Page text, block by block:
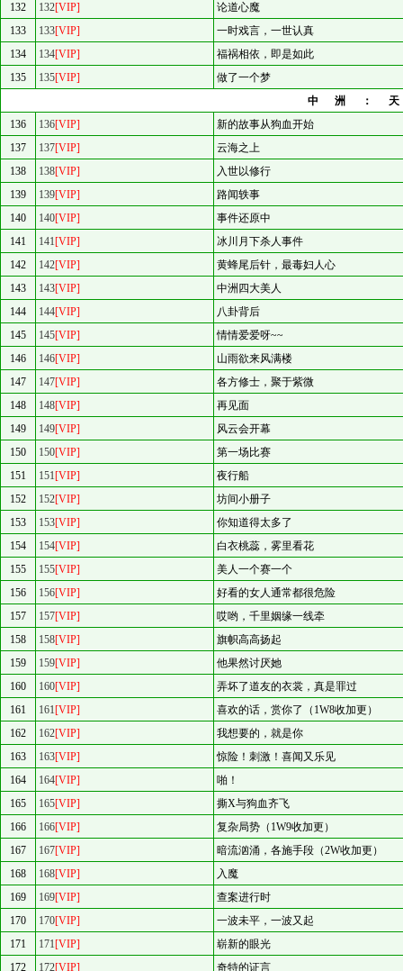
132
132[VIP]
论道心魔
133
133[VIP]
一时戏言，一世认真
134
134[VIP]
福祸相依，即是如此
135
135[VIP]
做了一个梦
中洲：
136
136[VIP]
新的故事从狗血开始
137
137[VIP]
云海之上
138
138[VIP]
入世以修行
139
139[VIP]
路闻轶事
140
140[VIP]
事件还原中
141
141[VIP]
冰川月下杀人事件
142
142[VIP]
黄蜂尾后针，最毒妇人心
143
143[VIP]
中洲四大美人
144
144[VIP]
八卦背后
145
145[VIP]
情情爱爱呀~~
146
146[VIP]
山雨欲来风满楼
147
147[VIP]
各方修士，聚于紫微
148
148[VIP]
再见面
149
149[VIP]
风云会开幕
150
150[VIP]
第一场比赛
151
151[VIP]
夜行船
152
152[VIP]
坊间小册子
153
153[VIP]
你知道得太多了
154
154[VIP]
白衣桃蕊，雾里看花
155
155[VIP]
美人一个赛一个
156
156[VIP]
好看的女人通常都很危险
157
157[VIP]
哎哟，千里姻缘一线牵
158
158[VIP]
旗帜高高扬起
159
159[VIP]
他果然讨厌她
160
160[VIP]
弄坏了道友的衣裳，真是罪过
161
161[VIP]
喜欢的话，赏你了（1W8收加更）
162
162[VIP]
我想要的，就是你
163
163[VIP]
惊险！刺激！喜闻又乐见
164
164[VIP]
啪！
165
165[VIP]
撕X与狗血齐飞
166
166[VIP]
复杂局势（1W9收加更）
167
167[VIP]
暗流汹涌，各施手段（2W收加更）
168
168[VIP]
入魔
169
169[VIP]
查案进行时
170
170[VIP]
一波未平，一波又起
171
171[VIP]
崭新的眼光
172
172[VIP] 奇特的证言